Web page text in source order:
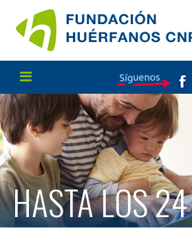
HASTA LOS